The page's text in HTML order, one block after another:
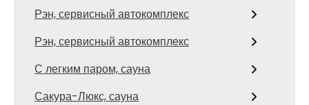
Рэн, сервисный автокомплекс
Рэн, сервисный автокомплекс
С легким паром, сауна
Сакура-Люкс, сауна